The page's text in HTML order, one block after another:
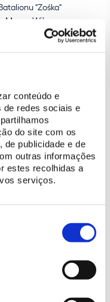
conteúdo e
de redes sociais e
do site com os
de publicidade e de
outras informações
estes recolhidas a
serviços.
"Zośka"
Museu Wilanow.
de dança
em abril de 2022 e
no evento do Palácio
a produção de dois
em geral, um para
uma aplicação digital
o pensamento
a realização de uma
permanentes em
com necessidades